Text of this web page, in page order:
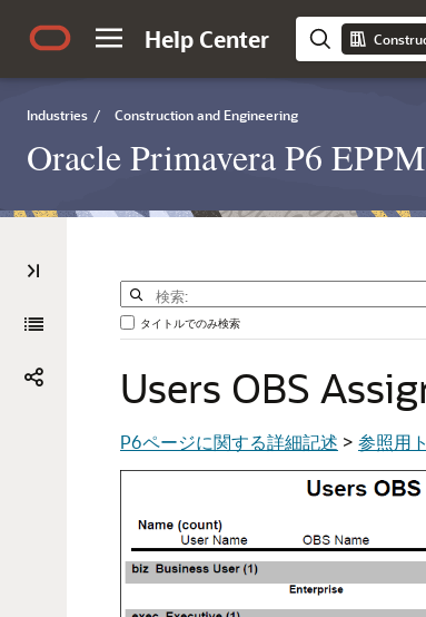
Help Center
Industries / Construction and Engineering
Oracle Primavera P6
タイトルでのみ検索
Users OBS
P6ページに関する詳細記述 > 参照用